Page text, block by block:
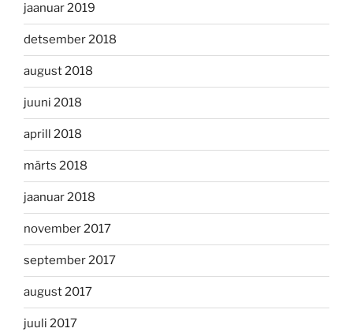
jaanuar 2019
detsember 2018
august 2018
juuni 2018
aprill 2018
märts 2018
jaanuar 2018
november 2017
september 2017
august 2017
juuli 2017